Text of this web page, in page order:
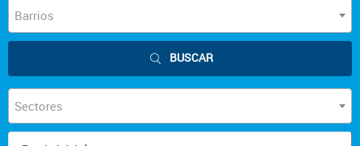
Barrios
BUSCAR
Sectores